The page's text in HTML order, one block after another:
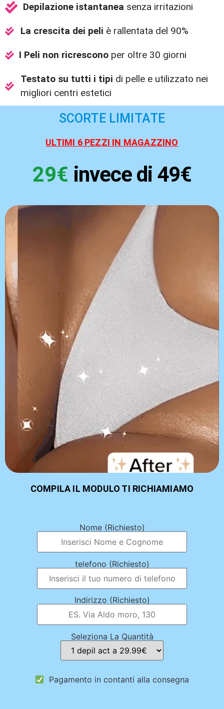
Depilazione istantanea senza irritazioni
La crescita dei peli è rallentata del 90%
I Peli non ricresconoper oltre 30 giorni
Testato su tutti i tipi di pelle e utilizzato nei
migliori centri estetici
SCORTE LIMITATE
ULTIMI 6 PEZZI IN MAGAZZINO
29€ invece di 49€
COMPILA IL MODULO TI RICHIAMIAMO
Nome (Richiesto)
telefono (Richiesto)
Indirizzo (Richiesto)
Seleziona La Quantità
Pagamento in contanti alla consegna